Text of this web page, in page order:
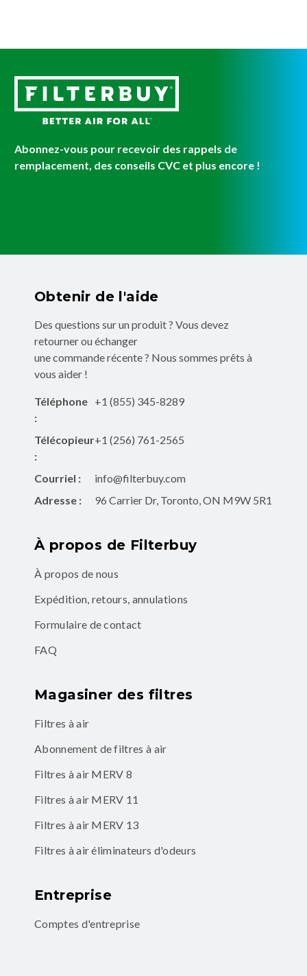
Abonnez-vous pour recevoir des rappels de
remplacement, des conseils CVC et plus encore !
Obtenir de l'aide
Des questions sur un produit ? Vous devez
retourner ou échanger
une commande récente ? Nous sommes prêts à
vous aider !
Téléphone
:
+1 (855) 345-8289
Télécopieur
:
+1 (256) 761-2565
Courriel :
info@filterbuy.com
Adresse :
96 Carrier Dr, Toronto, ON M9W 5R1
À propos de Filterbuy
À propos de nous
Expédition, retours, annulations
Formulaire de contact
FAQ
Magasiner des filtres
Filtres à air
Abonnement de filtres à air
Filtres à air MERV 8
Filtres à air MERV 11
Filtres à air MERV 13
Filtres à air éliminateurs d'odeurs
Entreprise
Comptes d'entreprise